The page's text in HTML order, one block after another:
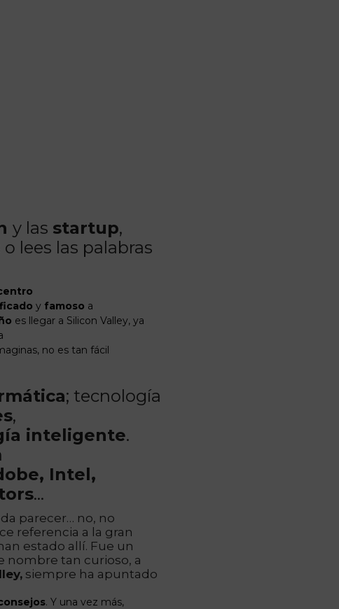
y las startup,
lees las palabras
y famoso a
es llegar a Silicon Valley, ya
no es tan fácil
; tecnología
,
inteligente.
Intel,
…
parecer… no, no
referencia a la gran
estado allí. Fue un
nombre tan curioso, a
siempre ha apuntado
. Y una vez más,